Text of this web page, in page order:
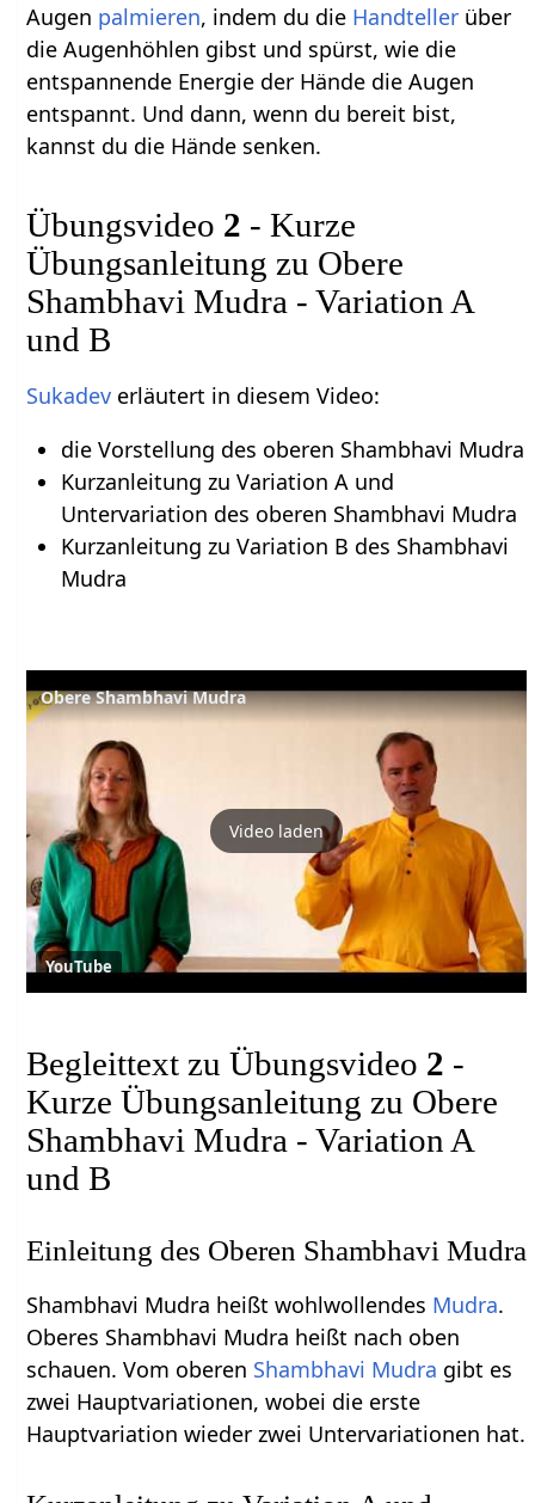
Augen palmieren, indem du die Handteller über
die Augenhöhlen gibst und spürst, wie die
entspannende Energie der Hände die Augen
entspannt. Und dann, wenn du bereit bist,
kannst du die Hände senken.
Übungsvideo 2 - Kurze
Übungsanleitung zu Obere
Shambhavi Mudra - Variation A
und B
Sukadev erläutert in diesem Video:
die Vorstellung des oberen Shambhavi Mudra
Kurzanleitung zu Variation A und
Untervariation des oberen Shambhavi Mudra
Kurzanleitung zu Variation B des Shambhavi
Mudra
Obere Shambhavi Mudra
Video laden
YouTube
Begleittext zu Übungsvideo 2 -
Kurze Übungsanleitung zu Obere
Shambhavi Mudra - Variation A
und B
Einleitung des Oberen Shambhavi Mudra
Shambhavi Mudra heißt wohlwollendes Mudra.
Oberes Shambhavi Mudra heißt nach oben
schauen. Vom oberen Shambhavi Mudra gibt es
zwei Hauptvariationen, wobei die erste
Hauptvariation wieder zwei Untervariationen hat.